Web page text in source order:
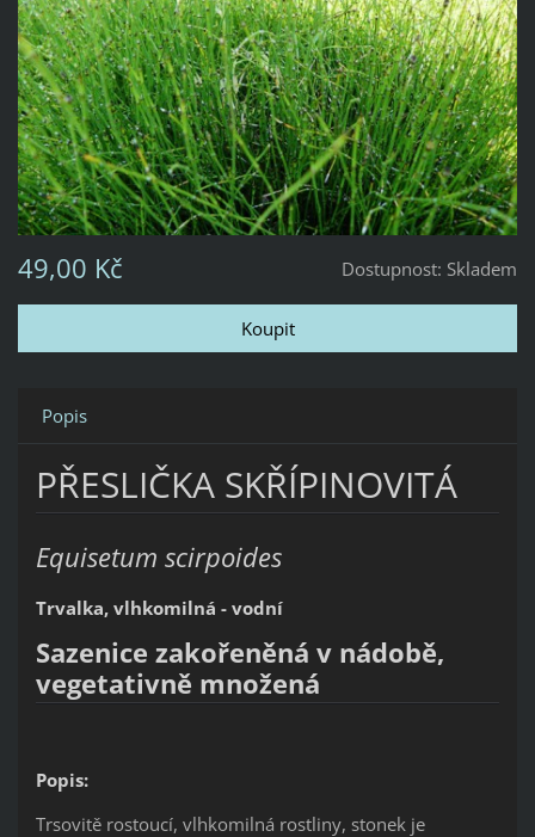
Dostupnost: Skladem
49,00 Kč
Popis
PŘESLIČKA SKŘÍPINOVITÁ
Equisetum scirpoides
Trvalka, vlhkomilná - vodní
Sazenice zakořeněná v nádobě,
vegetativně množená
Popis:
Trsovitě rostoucí, vlhkomilná rostliny, stonek je